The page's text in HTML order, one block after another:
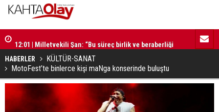
12:01 | Milletvekili Şan: “Bu süreç birlik ve beraberliği
güçlendirecektir”
11:59 |
HABERLER
KÜLTÜR-SANAT
MotoFest’te binlerce kişi maNga konserinde buluştu